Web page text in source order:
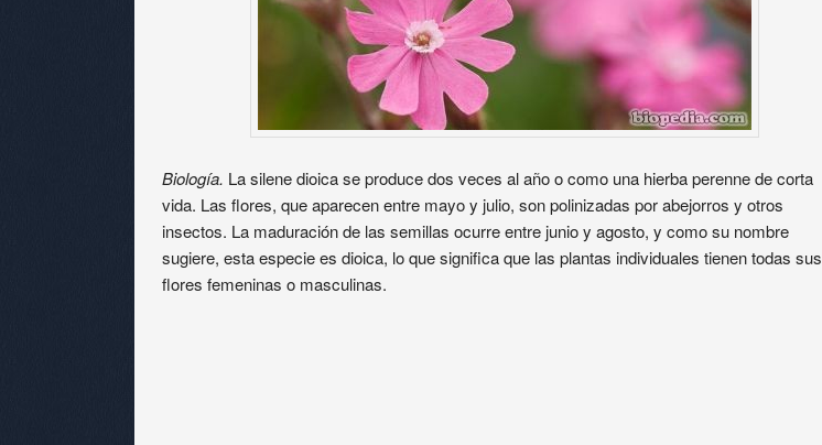
Biología. La silene dioica se produce dos veces al año o como una hierba perenne de corta
vida. Las flores, que aparecen entre mayo y julio, son polinizadas por abejorros y otros
insectos. La maduración de las semillas ocurre entre junio y agosto, y como su nombre
sugiere, esta especie es dioica, lo que significa que las plantas individuales tienen todas sus
flores femeninas o masculinas.